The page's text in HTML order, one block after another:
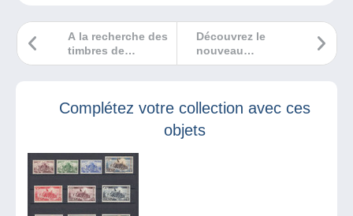
Découvrez le
nouveau
Delcampe
A la recherche des
timbres de
Maurice
Complétez votre collection avec ces
objets